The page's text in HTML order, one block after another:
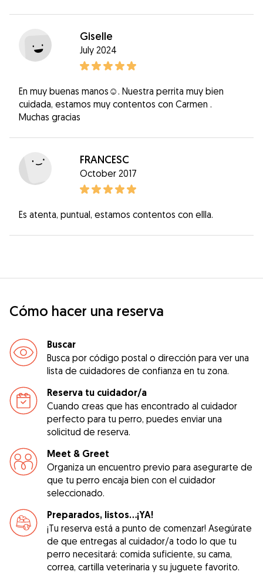
Giselle
July 2024
En muy buenas manos☺️. Nuestra perrita muy bien
cuidada, estamos muy contentos con Carmen .
Muchas gracias
FRANCESC
October 2017
Es atenta, puntual, estamos contentos con ellla.
Cómo hacer una reserva
Buscar
Busca por código postal o dirección para ver una
lista de cuidadores de confianza en tu zona.
Reserva tu cuidador/a
Cuando creas que has encontrado al cuidador
perfecto para tu perro, puedes enviar una
solicitud de reserva.
Meet & Greet
Organiza un encuentro previo para asegurarte de
que tu perro encaja bien con el cuidador
seleccionado.
Preparados, listos...¡YA!
¡Tu reserva está a punto de comenzar! Asegúrate
de que entregas al cuidador/a todo lo que tu
perro necesitará: comida suficiente, su cama,
correa, cartilla veterinaria y su juguete favorito.